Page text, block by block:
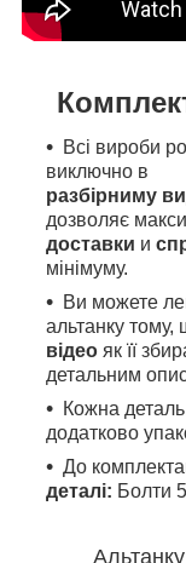
Всі вироби
виключно в
разбірниму
дозволяє
доставки и
мінімуму.
Ви можете
альтанку тому,
відео як її
детальним
Кожна
додатково
До
деталі: Болти